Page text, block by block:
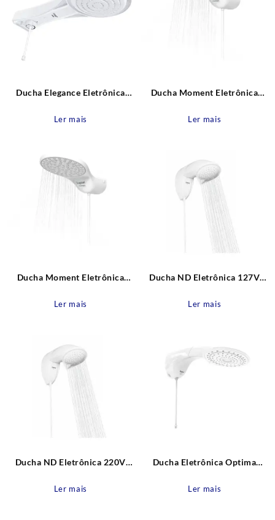
Ducha Elegance Eletrônica
Ler mais
Ducha Moment Eletrônica
Ler mais
Ducha Moment Eletrônica
Ler mais
Ducha ND Eletrônica 127V
Ler mais
Ducha ND Eletrônica 220V
Ler mais
Ducha Eletrônica Optima
Ler mais